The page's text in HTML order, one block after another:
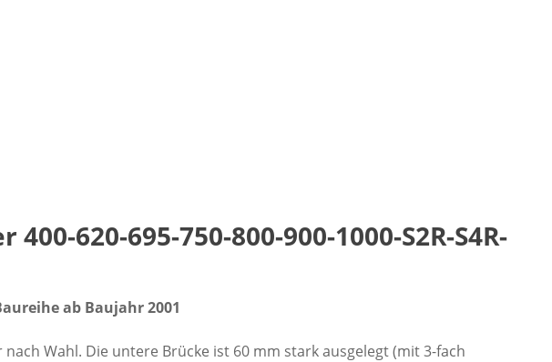
620-695-750-800-900-1000-S2R-S4R-
ab Baujahr 2001
Wahl. Die untere Brücke ist 60 mm stark ausgelegt (mit 3-fach